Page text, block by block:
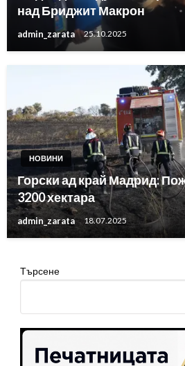
над Бриджит Макрон
admin_zarata 25.10.2025
НОВИНИ
Горски ад край Мадрид:
3200 хектара
admin_zarata 18.07.2025
Търсене